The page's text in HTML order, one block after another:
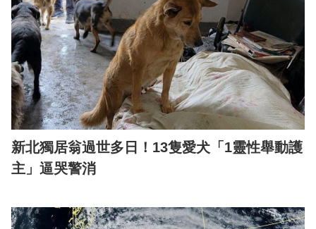
新北獨居翁過世多日！13隻愛犬「1靈性舉動護
主」逼哭警消